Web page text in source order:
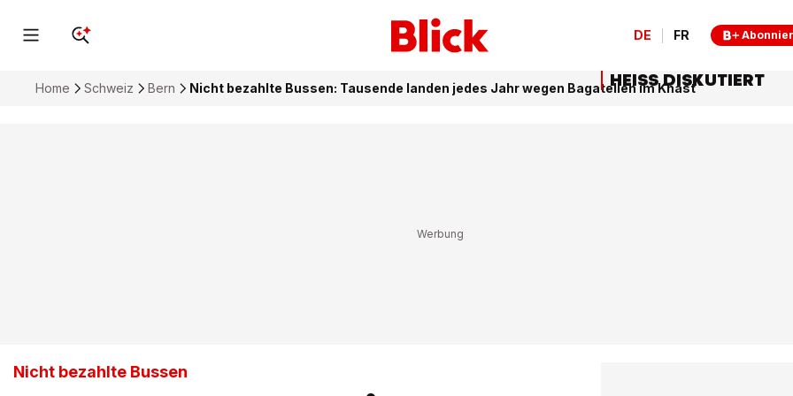
DE FR
Home Schweiz Bern Nicht bezahlte Bussen: Tausende landen jedes Jahr wegen Bagatellen im Knast
Nicht bezahlte Bussen
HEISS DISKUTIERT